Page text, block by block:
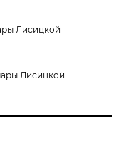
Лисицкой
Лисицкой